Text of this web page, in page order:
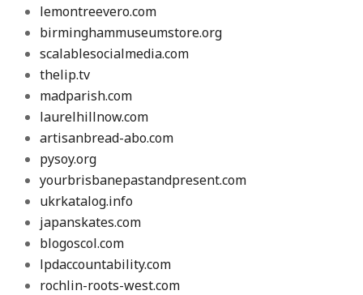
lemontreevero.com
birminghammuseumstore.org
scalablesocialmedia.com
thelip.tv
madparish.com
laurelhillnow.com
artisanbread-abo.com
pysoy.org
yourbrisbanepastandpresent.com
ukrkatalog.info
japanskates.com
blogoscol.com
lpdaccountability.com
rochlin-roots-west.com